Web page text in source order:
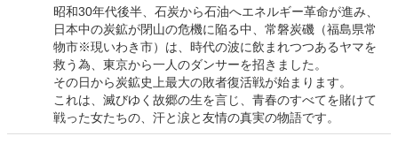
昭和30年代後半、石炭から石油へエネルギー革命が進み、
日本中の炭鉱が閉山の危機に陥る中、常磐炭磯（福島県常
物市※現いわき市）は、時代の波に飲まれつつあるヤマを
救う為、東京から一人のダンサーを招きました。
その日から炭鉱史上最大の敗者復活戦が始まります。
これは、滅びゆく故郷の生を言じ、青春のすべてを賭けて
戦った女たちの、汗と涙と友情の真実の物語です。